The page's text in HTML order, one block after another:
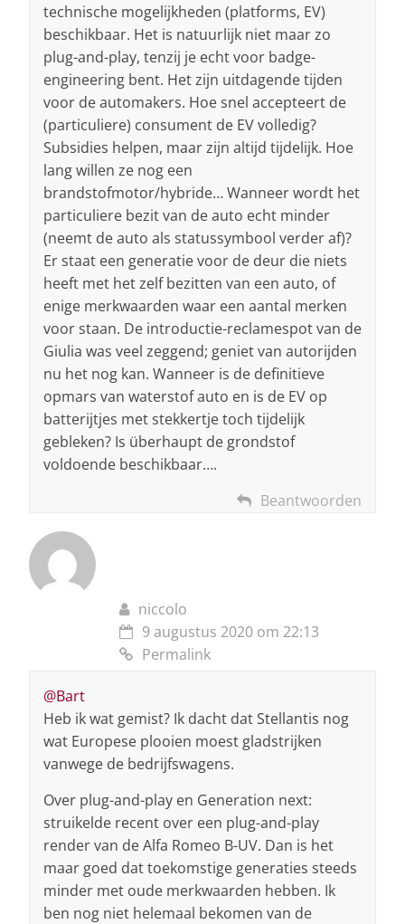
technische mogelijkheden (platforms, EV)
beschikbaar. Het is natuurlijk niet maar zo
plug-and-play, tenzij je echt voor badge-
engineering bent. Het zijn uitdagende tijden
voor de automakers. Hoe snel accepteert de
(particuliere) consument de EV volledig?
Subsidies helpen, maar zijn altijd tijdelijk. Hoe
lang willen ze nog een
brandstofmotor/hybride… Wanneer wordt het
particuliere bezit van de auto echt minder
(neemt de auto als statussymbool verder af)?
Er staat een generatie voor de deur die niets
heeft met het zelf bezitten van een auto, of
enige merkwaarden waar een aantal merken
voor staan. De introductie-reclamespot van de
Giulia was veel zeggend; geniet van autorijden
nu het nog kan. Wanneer is de definitieve
opmars van waterstof auto en is de EV op
batterijtjes met stekkertje toch tijdelijk
gebleken? Is überhaupt de grondstof
voldoende beschikbaar….
Beantwoorden
niccolo
9 augustus 2020 om 22:13
Permalink
@Bart
Heb ik wat gemist? Ik dacht dat Stellantis nog
wat Europese plooien moest gladstrijken
vanwege de bedrijfswagens.
Over plug-and-play en Generation next:
struikelde recent over een plug-and-play
render van de Alfa Romeo B-UV. Dan is het
maar goed dat toekomstige generaties steeds
minder met oude merkwaarden hebben. Ik
ben nog niet helemaal bekomen van de